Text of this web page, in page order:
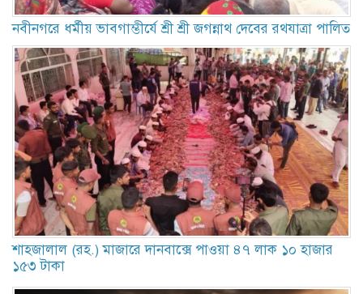
নবীনগরে ধর্মীয় ভাবগাম্ভীর্যে শ্রী শ্রী জগন্নাথ দেবের রথযাত্রা পালিত
শাহজালাল (রহ.) মাজারে দানবাক্সে পাওয়া ৪৭ লাক ১০ হাজার
১৫৩ টাকা